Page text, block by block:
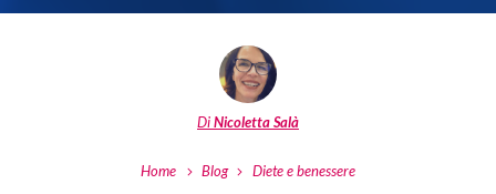
DiNicoletta Salà
Home Blog Diete e benessere